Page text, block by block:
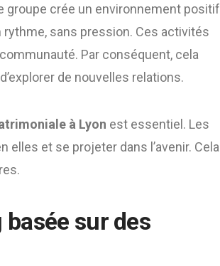
groupe crée un environnement positif
sans pression. Ces activités
Par conséquent, cela
de nouvelles relations.
à Lyon est essentiel. Les
et se projeter dans l’avenir. Cela
sur des